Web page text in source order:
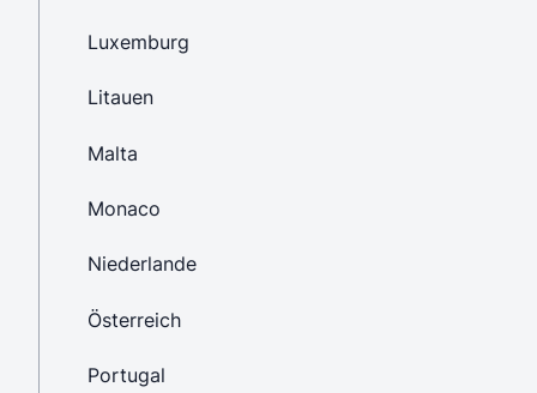
Luxemburg
Litauen
Malta
Monaco
Niederlande
Österreich
Portugal